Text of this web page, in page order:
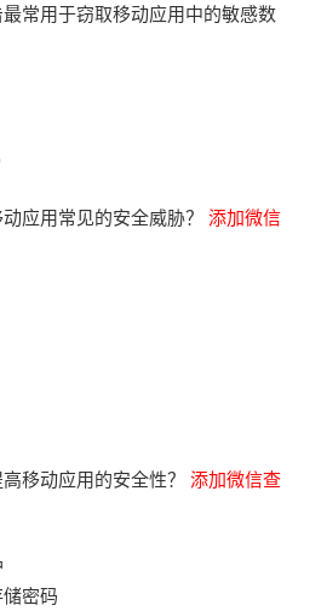
常用于窃取移动应用中的敏感数
应用常见的安全威胁？添加微信
移动应用的安全性？添加微信查
密码